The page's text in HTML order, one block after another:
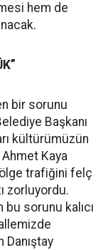
hem de
bir sorunu
Başkanı
kültürümüzün
Kaya
trafiğini felç
zorluyordu.
sorunu kalıcı
Danıştay